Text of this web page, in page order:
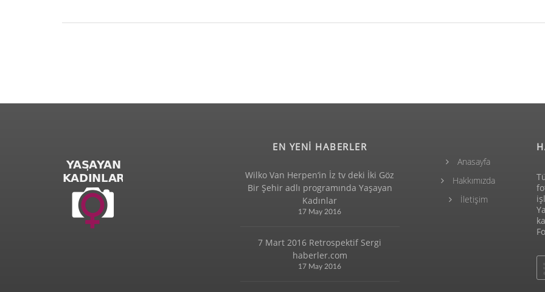
EN YENİ HABERLER
Wilko Van Herpen‘in İz tv deki İki Göz
Bir Şehir adlı programında Yaşayan
Kadınlar
17 May 2016
7 Mart 2016 Retrospektif Sergi
haberler.com
17 May 2016
Anasayfa
Hakkımızda
İletişim